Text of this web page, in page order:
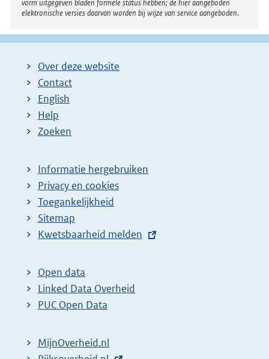
vorm uitgegeven bladen formele status hebben; de hier aangeboden
elektronische versies daarvan worden bij wijze van service aangeboden.
Over deze website
Contact
English
Help
Zoeken
Informatie hergebruiken
Privacy en cookies
Toegankelijkheid
Sitemap
E
t
e
r
l
Kwetsbaarheid melden
Open data
Linked Data Overheid
PUC Open Data
MijnOverheid.nl